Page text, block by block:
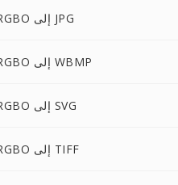
RGBO إلى JPG
RGBO إلى WBMP
RGBO إلى SVG
RGBO إلى TIFF